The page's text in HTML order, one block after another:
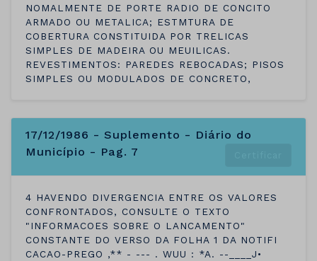
NOMALMENTE DE PORTE RADIO DE CONCITO
ARMADO OU METALICA; ESTMTURA DE
COBERTURA CONSTITUIDA POR TRELICAS
SIMPLES DE MADEIRA OU MEUILICAS.
REVESTIMENTOS: PAREDES REBOCADAS; PISOS
SIMPLES OU MODULADOS DE CONCRETO,
17/12/1986 - Suplemento - Diário do
Município - Pag. 7
4 HAVENDO DIVERGENCIA ENTRE OS VALORES
CONFRONTADOS, CONSULTE O TEXTO
"INFORMACOES SOBRE O LANCAMENTO"
CONSTANTE DO VERSO DA FOLHA 1 DA NOTIFI
CACAO-PREGO ,** - --- . WUU : *A. --____J•